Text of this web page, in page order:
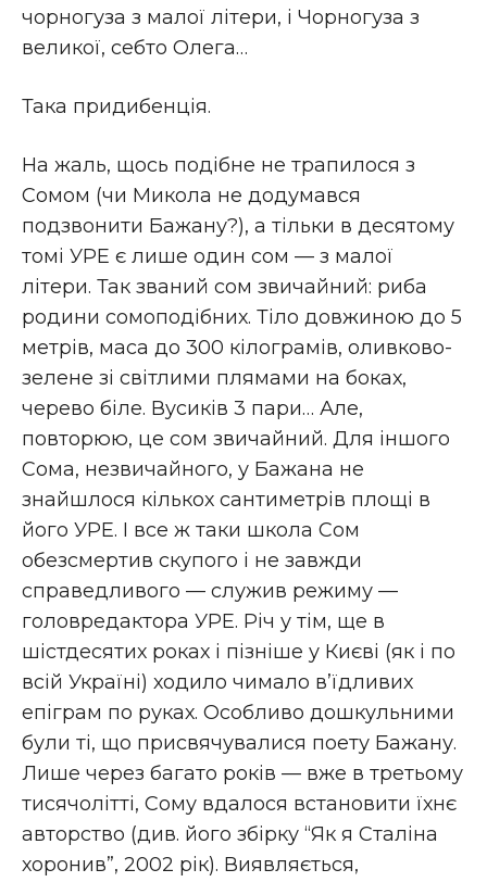
чорногуза з малої літери, і Чорногуза з
великої, себто Олега…
Така придибенція.
На жаль, щось подібне не трапилося з
Сомом (чи Микола не додумався
подзвонити Бажану?), а тільки в десятому
томі УРЕ є лише один сом — з малої
літери. Так званий сом звичайний: риба
родини сомоподібних. Тіло довжиною до 5
метрів, маса до 300 кілограмів, оливково-
зелене зі світлими плямами на боках,
черево біле. Вусиків 3 пари… Але,
повторюю, це сом звичайний. Для іншого
Сома, незвичайного, у Бажана не
знайшлося кількох сантиметрів площі в
його УРЕ. І все ж таки школа Сом
обезсмертив скупого і не завжди
справедливого — служив режиму —
головредактора УРЕ. Річ у тім, ще в
шістдесятих роках і пізніше у Києві (як і по
всій Україні) ходило чимало в’їдливих
епіграм по руках. Особливо дошкульними
були ті, що присвячувалися поету Бажану.
Лише через багато років — вже в третьому
тисячолітті, Сому вдалося встановити їхнє
авторство (див. його збірку “Як я Сталіна
хоронив”, 2002 рік). Виявляється,